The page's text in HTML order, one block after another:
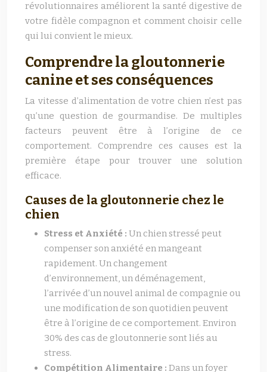
révolutionnaires améliorent la santé digestive de
votre fidèle compagnon et comment choisir celle
qui lui convient le mieux.
Comprendre la gloutonnerie
canine et ses conséquences
La vitesse d’alimentation de votre chien n’est pas
qu’une question de gourmandise. De multiples
facteurs peuvent être à l’origine de ce
comportement. Comprendre ces causes est la
première étape pour trouver une solution
efficace.
Causes de la gloutonnerie chez le
chien
Stress et Anxiété : Un chien stressé peut
compenser son anxiété en mangeant
rapidement. Un changement
d’environnement, un déménagement,
l’arrivée d’un nouvel animal de compagnie ou
une modification de son quotidien peuvent
être à l’origine de ce comportement. Environ
30% des cas de gloutonnerie sont liés au
stress.
Compétition Alimentaire : Dans un foyer